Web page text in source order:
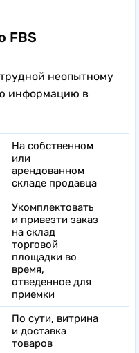
FBS
неопытному
информацию в
На собственном
или
арендованном
складе продавца
Укомплектовать
и привезти заказ
на склад
торговой
площадки во
время,
отведенное для
приемки
По сути, витрина
и доставка
товаров